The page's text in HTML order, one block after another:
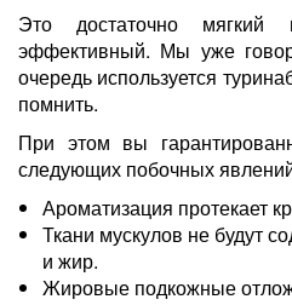
Это достаточно
эффективный. Мы уже
очередь используется
помнить.
При этом вы
следующих побочных
Ароматизация протекает
Ткани мускулов не будут
и жир.
Жировые подкожные